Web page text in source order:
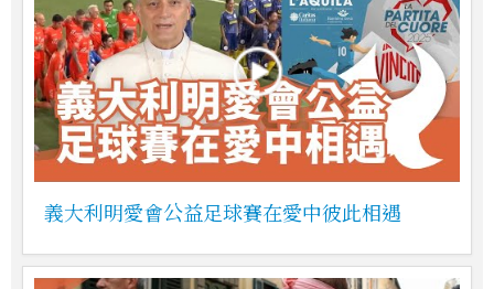
義大利明愛會公益足球賽在愛中彼此相遇